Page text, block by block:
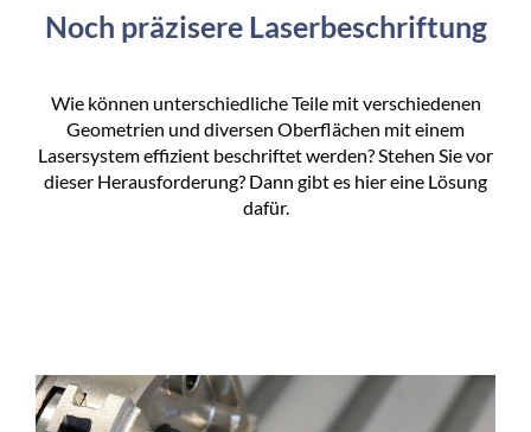
Noch präzisere Laserbeschriftung
Wie können unterschiedliche Teile mit verschiedenen
Geometrien und diversen Oberflächen mit einem
Lasersystem effizient beschriftet werden? Stehen Sie vor
dieser Herausforderung? Dann gibt es hier eine Lösung
dafür.